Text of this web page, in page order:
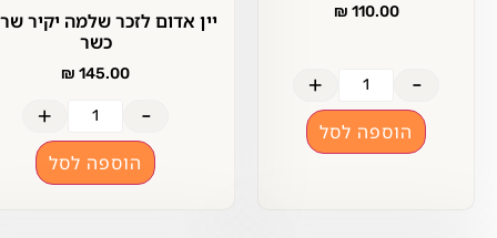
₪110.00
+
הוספה לסל
יין אדום לזכר שלמה יקיר שרם |
₪145.00
+
הוספה לסל